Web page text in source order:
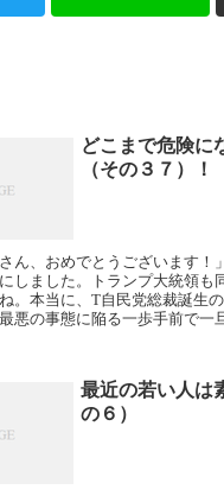
どこまで危険に
（その３７）！
ん、おめでとうございます！
しました。トランプ大統領も
。本当に、T自民党総裁誕生
悪の事態に陥る一歩手前で一
最近の若い人は
の６）